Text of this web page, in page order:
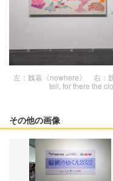
左：魏嘉《nowhere》 右：
tell, for there the
その他の画像